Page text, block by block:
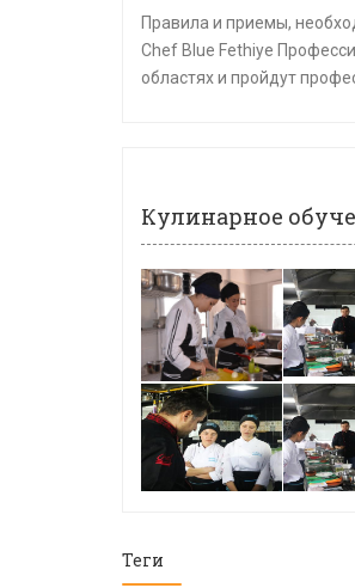
Правила и приемы,
Chef Blue Fethiye
областях и пройдут
Кулинарное
Теги